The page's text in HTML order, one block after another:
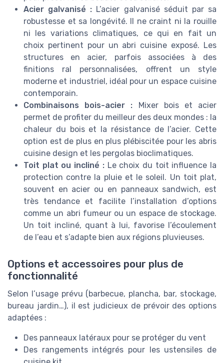
Acier galvanisé : L’acier galvanisé séduit par sa
robustesse et sa longévité. Il ne craint ni la rouille
ni les variations climatiques, ce qui en fait un
choix pertinent pour un abri cuisine exposé. Les
structures en acier, parfois associées à des
finitions ral personnalisées, offrent un style
moderne et industriel, idéal pour un espace cuisine
contemporain.
Combinaisons bois-acier : Mixer bois et acier
permet de profiter du meilleur des deux mondes : la
chaleur du bois et la résistance de l’acier. Cette
option est de plus en plus plébiscitée pour les abris
cuisine design et les pergolas bioclimatiques.
Toit plat ou incliné :Le choix du toit influence la
protection contre la pluie et le soleil. Un toit plat,
souvent en acier ou en panneaux sandwich, est
très tendance et facilite l’installation d’options
comme un abri fumeur ou un espace de stockage.
Un toit incliné, quant à lui, favorise l’écoulement
de l’eau et s’adapte bien aux régions pluvieuses.
Options et accessoires pour plus de
fonctionnalité
Selon l’usage prévu (barbecue, plancha, bar, stockage,
bureau jardin…), il est judicieux de prévoir des options
adaptées :
Des panneaux latéraux pour se protéger du vent
Des rangements intégrés pour les ustensiles de